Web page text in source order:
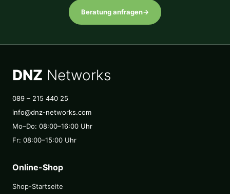
Beratung anfragen→
DNZ Networks
089 – 215 440 25
info@dnz-networks.com
Mo–Do: 08:00–16:00 Uhr
Fr: 08:00–15:00 Uhr
Online-Shop
Shop-Startseite